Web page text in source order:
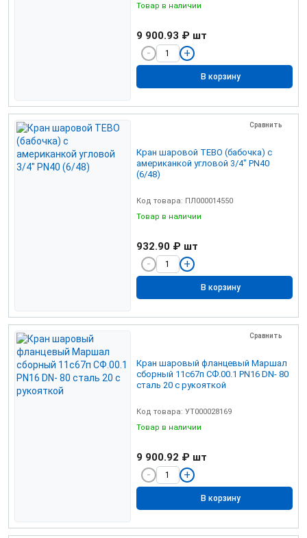
Товар в наличии
9 900.93 ₽ шт
В корзину
Сравнить
Кран шаровой TEBO (бабочка) c
американкой угловой 3/4" PN40
(6/48)
Код товара: ПЛ000014550
Товар в наличии
932.90 ₽ шт
В корзину
Сравнить
Кран шаровый фланцевый Маршал
сборный 11с67п СФ.00.1 PN16 DN- 80
сталь 20 с рукояткой
Код товара: УТ000028169
Товар в наличии
9 900.92 ₽ шт
В корзину